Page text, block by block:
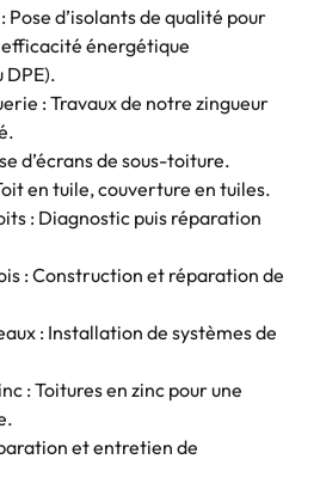
d’isolants de qualité pour
énergétique
: Travaux de notre zingueur
d’écrans de sous-toiture.
en tuile, couverture en tuiles.
: Diagnostic puis réparation
: Construction et réparation de
: Installation de systèmes de
: Toitures en zinc pour une
et entretien de